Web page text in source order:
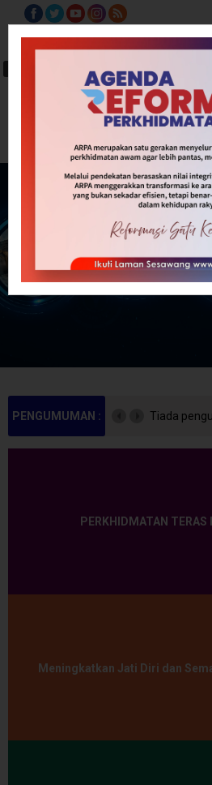
A- A A+
PENGUMUMAN : Tiada
PERKHIDMATAN TERAS
Meningkatkan Jati Diri dan